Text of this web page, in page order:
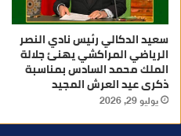
سعيد الدكالي رئيس نادي النصر
الرياضي المراكشي يهنئ جلالة
الملك محمد السادس بمناسبة
ذكرى عيد العرش المجيد
يوليو 29, 2026